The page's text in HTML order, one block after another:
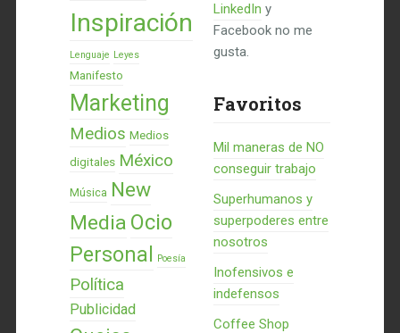
Inspiración
Lenguaje Leyes
Manifesto
Marketing
Medios Medios
digitales México
Música New
Media Ocio
Personal Poesía
Política
Publicidad
LinkedIn y
Facebook no me
gusta.
Favoritos
Mil maneras de NO
conseguir trabajo
Superhumanos y
superpoderes entre
nosotros
Inofensivos e
indefensos
Coffee Shop